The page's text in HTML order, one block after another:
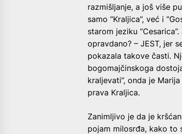
razmišljanje, a još više
samo “Kraljica”, već i
starom jeziku
opravdano? – JEST, jer
pokazala takove časti.
bogomajčinskoga
kraljevati”, onda je
prava Kraljica.
Zanimljivo je da je
pojam milosrđa, kako to